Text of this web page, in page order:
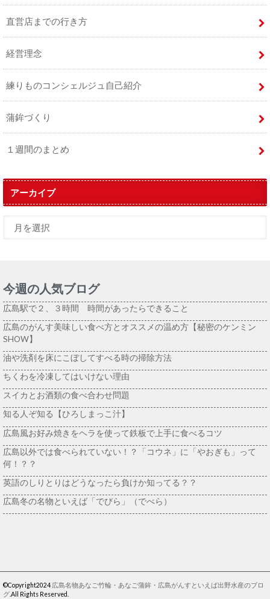
直営店までの行き方
経営理念
練りものコンシェルジュ自己紹介
蒲鉾づくり
１週間のまとめ
アーカイブ
今週の人気ブログ
広島駅で２、３時間 時間があったらできること
広島のがんす美味しい食べ方とオススメの温め方【秘密のケンミン
SHOW】
油や洗剤を床にこぼしてすべる時の掃除方法
ちくわを冷凍してはいけない理由
スイカとお酒類の食べ合わせ問題
知る人ぞ知る【ひろしまっこ汁】
広島風お好み焼きをヘラを使って鉄板で上手に食べるコツ
広島以外では食べられていない！？「コウネ」に「やおぎも」って
何！？？
英語のしりとりはどうなったら負けか知ってる？？
広島冬の名物といえば「でびら」（でべら）
©Copyright2024 広島名物あなご竹輪・あなご蒲鉾・広島がんすといえば出野水産のブロ
グ.All Rights Reserved.